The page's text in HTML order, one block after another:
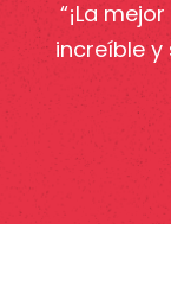
“¡La
increíble y